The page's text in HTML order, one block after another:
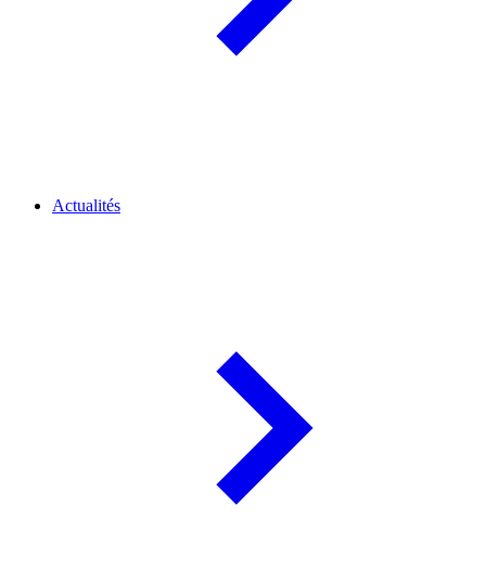
Actualités